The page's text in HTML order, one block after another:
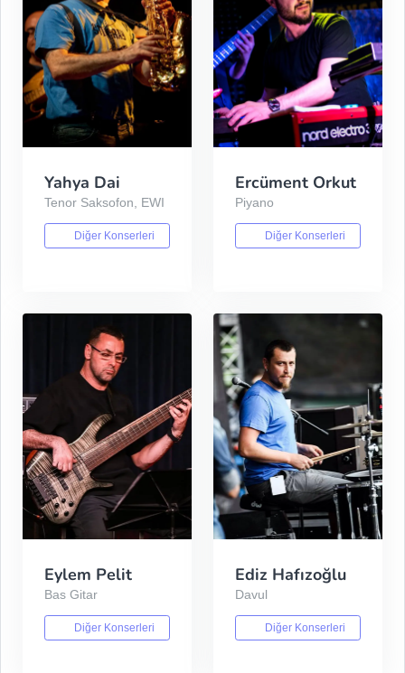
Yahya Dai
Tenor Saksofon, EWI
Diğer Konserleri
Ercüment Orkut
Piyano
Diğer Konserleri
Eylem Pelit
Bas Gitar
Diğer Konserleri
Ediz Hafızoğlu
Davul
Diğer Konserleri